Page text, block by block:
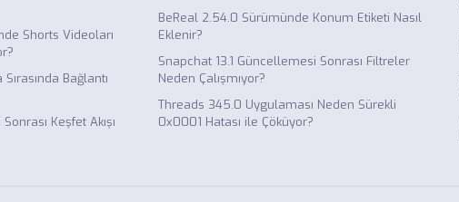
Shorts Videoları
Bağlantı
Keşfet Akışı
BeReal 2.54.0 Sürümünde Konum Etiketi Nasıl
Eklenir?
Snapchat 13.1 Güncellemesi Sonrası Filtreler
Neden Çalışmıyor?
Threads 345.0 Uygulaması Neden Sürekli
0x0001 Hatası ile Çöküyor?